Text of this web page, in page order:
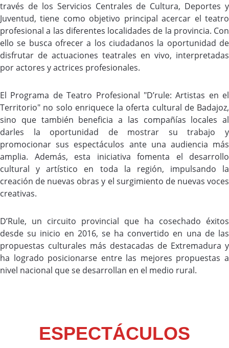
través de los Servicios Centrales de Cultura, Deportes y
Juventud, tiene como objetivo principal acercar el teatro
profesional a las diferentes localidades de la provincia. Con
ello se busca ofrecer a los ciudadanos la oportunidad de
disfrutar de actuaciones teatrales en vivo, interpretadas
por actores y actrices profesionales.
El Programa de Teatro Profesional "D’rule: Artistas en el
Territorio" no solo enriquece la oferta cultural de Badajoz,
sino que también beneficia a las compañías locales al
darles la oportunidad de mostrar su trabajo y
promocionar sus espectáculos ante una audiencia más
amplia. Además, esta iniciativa fomenta el desarrollo
cultural y artístico en toda la región, impulsando la
creación de nuevas obras y el surgimiento de nuevas voces
creativas.
D’Rule, un circuito provincial que ha cosechado éxitos
desde su inicio en 2016, se ha convertido en una de las
propuestas culturales más destacadas de Extremadura y
ha logrado posicionarse entre las mejores propuestas a
nivel nacional que se desarrollan en el medio rural.
ESPECTÁCULOS